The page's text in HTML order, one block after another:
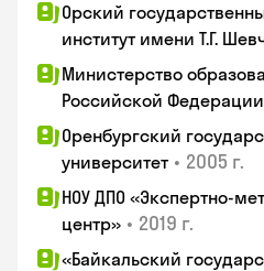
Орский
институт имени Т.Г.
Министерство
Российской Федерации
Оренбургский
университет • 2005 г.
НОУ ДПО «Экспертно-
центр» • 2019 г.
«Байкальский